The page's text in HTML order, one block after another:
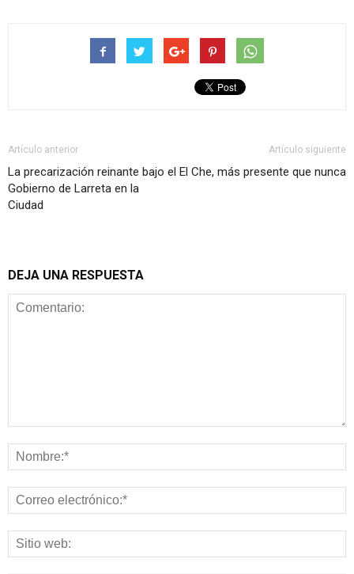
Artículo anterior
La precarización reinante bajo el
Gobierno de Larreta en la
Ciudad
Artículo siguiente
El Che, más presente que nunca
DEJA UNA RESPUESTA